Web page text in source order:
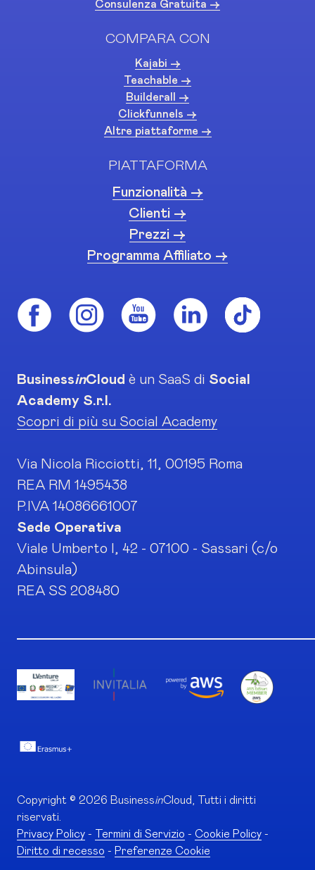
Consulenza Gratuita ->
COMPARA CON
Kajabi ->
Teachable ->
Builderall ->
Clickfunnels ->
Altre piattaforme ->
PIATTAFORMA
Funzionalità ->
Clienti ->
Prezzi ->
Programma Affiliato ->
BusinessinCloud è un SaaS di Social
Academy S.r.l.
Scopri di più su Social Academy
Via Nicola Ricciotti, 11, 00195 Roma
REA RM 1495438
P.IVA 14086661007
Sede Operativa
Viale Umberto I, 42 - 07100 - Sassari (c/o
Abinsula)
REA SS 208480
Copyright © 2026 BusinessinCloud, Tutti i diritti
riservati.
Privacy Policy - Termini di Servizio - Cookie Policy -
Diritto di recesso - Preferenze Cookie